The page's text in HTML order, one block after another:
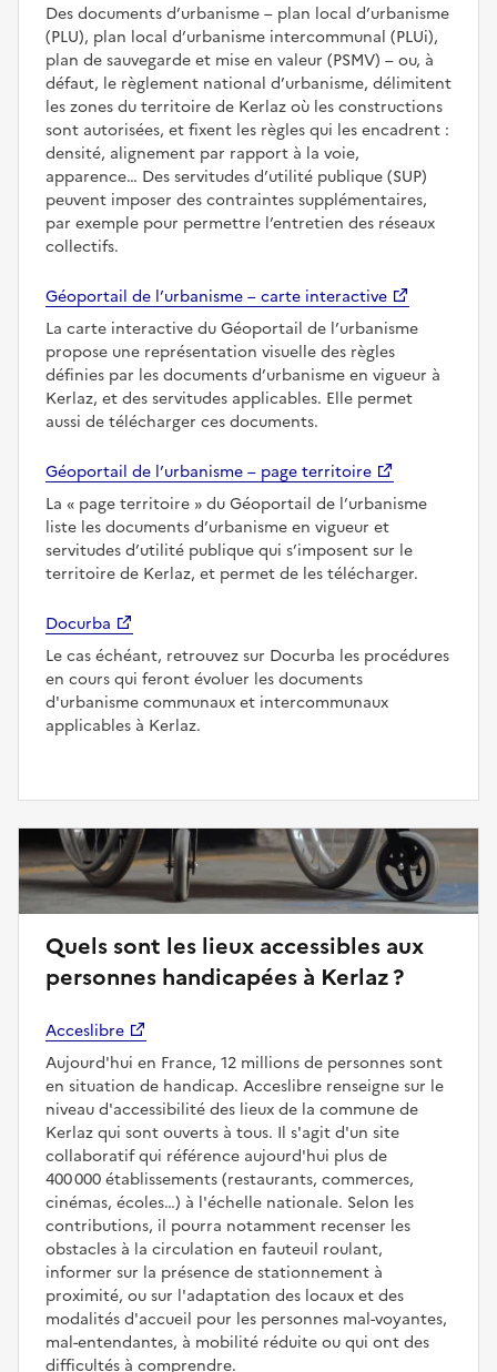
Des documents d’urbanisme – plan local d’urbanisme
(PLU), plan local d’urbanisme intercommunal (PLUi),
plan de sauvegarde et mise en valeur (PSMV) – ou, à
défaut, le règlement national d’urbanisme, délimitent
les zones du territoire de Kerlaz où les constructions
sont autorisées, et fixent les règles qui les encadrent :
densité, alignement par rapport à la voie,
apparence… Des servitudes d’utilité publique (SUP)
peuvent imposer des contraintes supplémentaires,
par exemple pour permettre l’entretien des réseaux
collectifs.
Géoportail de l’urbanisme – carte interactive
La carte interactive du Géoportail de l’urbanisme
propose une représentation visuelle des règles
définies par les documents d’urbanisme en vigueur à
Kerlaz, et des servitudes applicables. Elle permet
aussi de télécharger ces documents.
Géoportail de l’urbanisme – page territoire
La
page territoire
du Géoportail de l’urbanisme
liste les documents d’urbanisme en vigueur et
servitudes d’utilité publique qui s’imposent sur le
territoire de Kerlaz, et permet de les télécharger.
Docurba
Le cas échéant, retrouvez sur Docurba les procédures
en cours qui feront évoluer les documents
d'urbanisme communaux et intercommunaux
applicables à Kerlaz.
Quels sont les lieux accessibles aux
personnes handicapées à Kerlaz ?
Acceslibre
Aujourd'hui en France, 12 millions de personnes sont
en situation de handicap. Acceslibre renseigne sur le
niveau d'accessibilité des lieux de la commune de
Kerlaz qui sont ouverts à tous. Il s'agit d'un site
collaboratif qui référence aujourd'hui plus de
400 000 établissements (restaurants, commerces,
cinémas, écoles…) à l'échelle nationale. Selon les
contributions, il pourra notamment recenser les
obstacles à la circulation en fauteuil roulant,
informer sur la présence de stationnement à
proximité, ou sur l'adaptation des locaux et des
modalités d'accueil pour les personnes mal-voyantes,
mal-entendantes, à mobilité réduite ou qui ont des
difficultés à comprendre.